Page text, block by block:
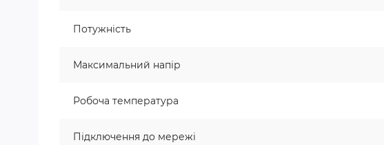
Потужність
Максимальний напір
Робоча температура
Підключення до мережі